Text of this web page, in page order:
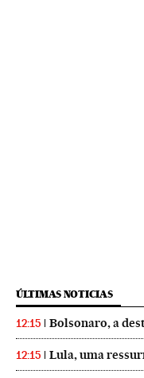
ÚLTIMAS NOTICIAS
12:15 Bolsonaro, a
12:15 Lula, uma